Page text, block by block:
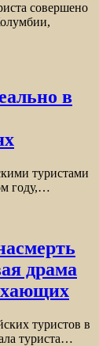
совершено
в
туристами
году,…
драма
туристов в
туриста…